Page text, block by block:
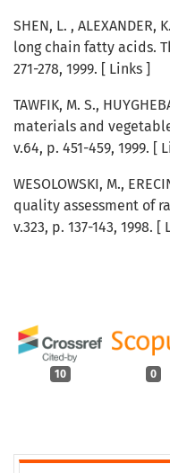
10 0
SHEN, L. ,
long chain fatty acids.
271-278, 1999. [ Links ]
TAWFIK, M. S.,
materials and
v.64, p. 451-459, 1999. [
WESOLOWSKI, M.,
quality assessment of
v.323, p. 137-143, 1998. [